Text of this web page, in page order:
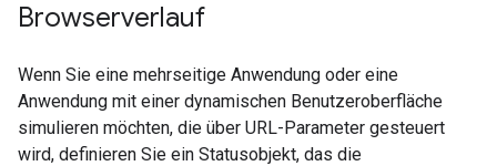
Browserverlauf
Wenn Sie eine mehrseitige Anwendung oder eine
Anwendung mit einer dynamischen Benutzeroberfläche
simulieren möchten, die über URL-Parameter gesteuert
wird, definieren Sie ein Statusobjekt, das die